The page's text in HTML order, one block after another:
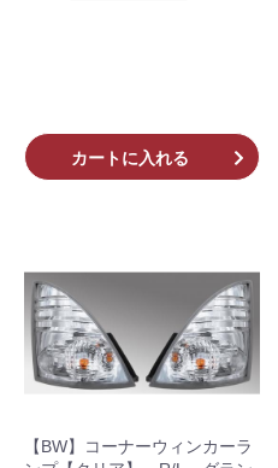
カートに入れる
【BW】コーナーウィンカーラ